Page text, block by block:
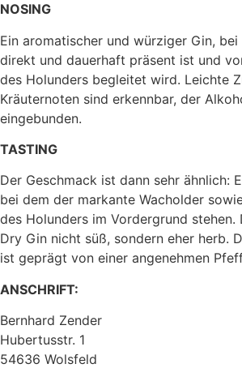
NOSING
Ein aromatischer und würziger Gin,
direkt und dauerhaft präsent ist und
des Holunders begleitet wird. Leichte
Kräuternoten sind erkennbar, der
eingebunden.
TASTING
Der Geschmack ist dann sehr ähnlich:
bei dem der markante Wacholder
des Holunders im Vordergrund stehen.
Dry Gin nicht süß, sondern eher herb.
ist geprägt von einer angenehmen
ANSCHRIFT:
Bernhard Zender
Hubertusstr. 1
54636 Wolsfeld